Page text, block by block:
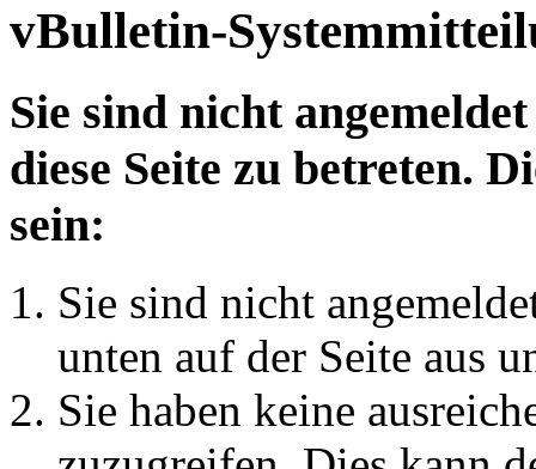
vBulletin-
Sie sind nicht
diese Seite zu betreten.
sein:
Sie sind nicht
unten auf der Seite aus
Sie haben keine